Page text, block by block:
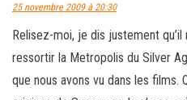
25 novembre 2009 à 20:30
Relisez-moi, je dis justement
ressortir la Metropolis du Silver
que nous avons vu dans les films.